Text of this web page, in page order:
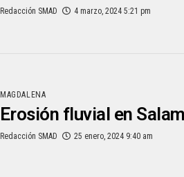
Redacción SMAD 4 marzo, 2024 5:21 pm
MAGDALENA
Erosión fluvial en
Redacción SMAD 25 enero, 2024 9:40 am